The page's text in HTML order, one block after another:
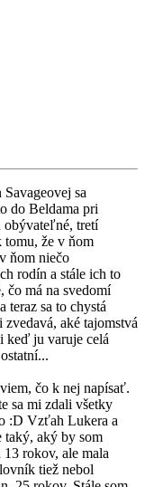
sa
do Beldama pri
obývateľné, tretí
tomu, že v ňom
ňom niečo
rodín a stále ich to
čo má na svedomí
teraz sa to chystá
aké tajomstvá
keď ju varuje celá
čo k nej napísať.
sa mi zdali všetky
:D Vzťah Lukera a
taký, aký by som
rokov, ale mala
tiež nebol